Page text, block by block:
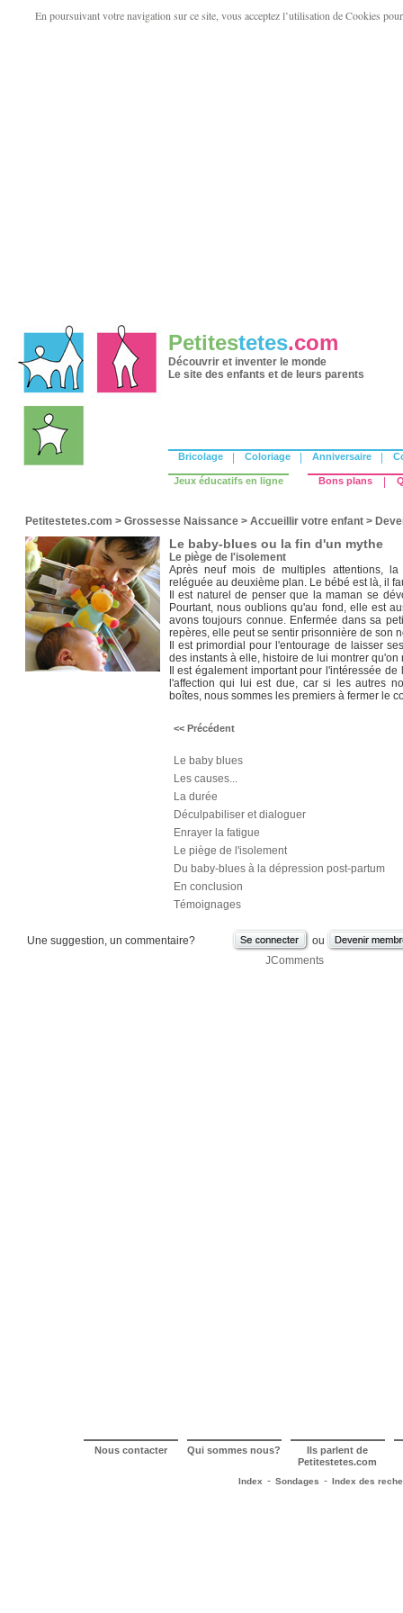
En poursuivant votre navigation sur ce site, vous acceptez l’utilisation de Cookies
Petitestetes.com
Découvrir et inventer le monde
Le site des enfants et de leurs parents
Bricolage Coloriage Anniversaire
Jeux éducatifs en ligne Bons plans
Petitestetes.com > Grossesse Naissance > Accueillir votre enfant >
Le baby-blues ou la fin d'un mythe
Le piège de l'isolement
Après neuf mois de multiples attentions, la
reléguée au deuxième plan. Le bébé est là, il
Il est naturel de penser que la maman se
Pourtant, nous oublions qu'au fond, elle est
avons toujours connue. Enfermée dans sa
repères, elle peut se sentir prisonnière de son
Il est primordial pour l'entourage de laisser
des instants à elle, histoire de lui montrer qu'on
Il est également important pour l'intéressée
l'affection qui lui est due, car si les autres
boîtes, nous sommes les premiers à fermer le
<< Précédent
Le baby blues
Les causes...
La durée
Déculpabiliser et dialoguer
Enrayer la fatigue
Le piège de l'isolement
Du baby-blues à la dépression post-partum
En conclusion
Témoignages
Une suggestion, un commentaire?
ou
JComments
Nous contacter Qui sommes nous? Ils parlent de
Petitestetes.com
Index - Sondages - Index des